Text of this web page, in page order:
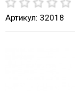
Артикул: 32018